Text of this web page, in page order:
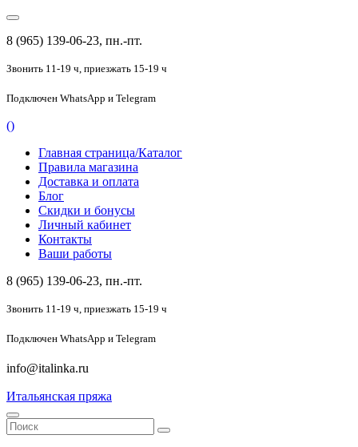
8 (965) 139-06-23, пн.-пт.
Звонить 11-19 ч, приезжать 15-19 ч
Подключен WhatsApp и Telegram
()
Главная страница/Каталог
Правила магазина
Доставка и оплата
Блог
Скидки и бонусы
Личный кабинет
Контакты
Ваши работы
8 (965) 139-06-23, пн.-пт.
Звонить 11-19 ч, приезжать 15-19 ч
Подключен WhatsApp и Telegram
info@italinka.ru
Итальянская пряжа